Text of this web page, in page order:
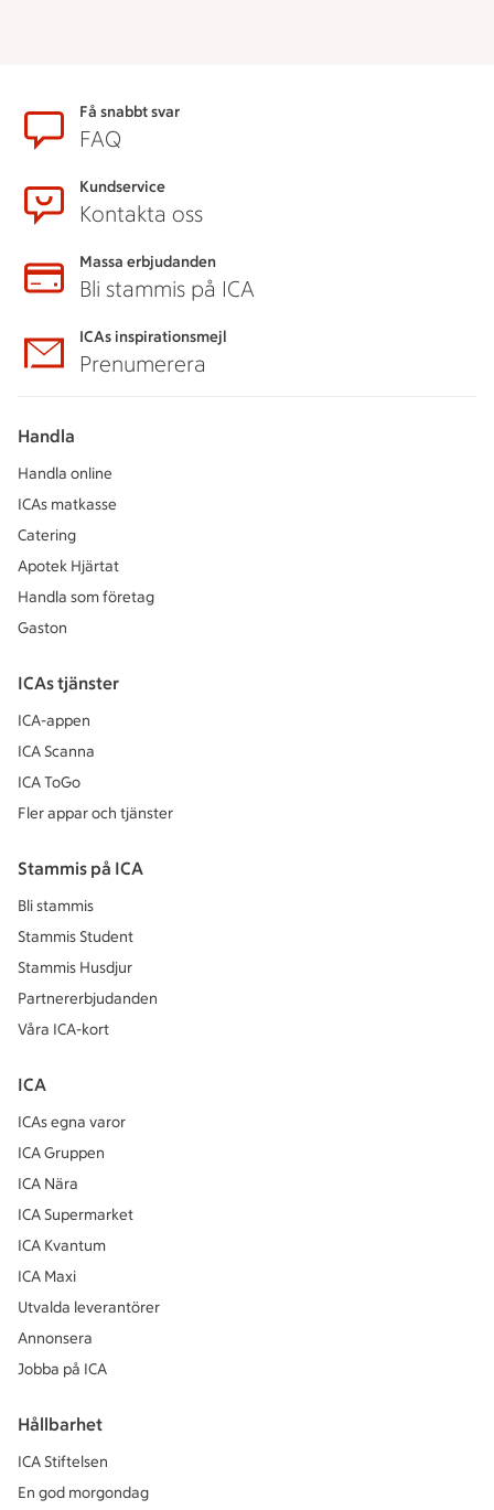
SidfotFå snabbt svar
FAQ
Kundservice
Kontakta oss
Massa erbjudanden
Bli stammis på ICA
ICAs inspirationsmejl
Prenumerera
Handla
Handla online
ICAs matkasse
Catering
Apotek Hjärtat
Handla som företag
Gaston
ICAs tjänster
ICA-appen
ICA Scanna
ICA ToGo
Fler appar och tjänster
Stammis på ICA
Bli stammis
Stammis Student
Stammis Husdjur
Partnererbjudanden
Våra ICA-kort
ICA
ICAs egna varor
ICA Gruppen
ICA Nära
ICA Supermarket
ICA Kvantum
ICA Maxi
Utvalda leverantörer
Annonsera
Jobba på ICA
Hållbarhet
ICA Stiftelsen
En god morgondag